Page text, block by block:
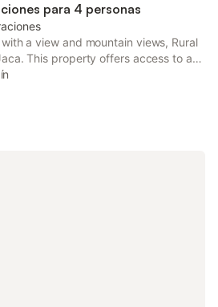
para 4 personas
a view and mountain views, Rural
This property offers access to a
The property is non-smoking
Canfranc Train Station.